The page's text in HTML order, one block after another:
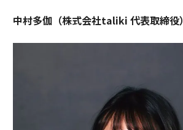
中村多伽（株式会社taliki 代表取締役）